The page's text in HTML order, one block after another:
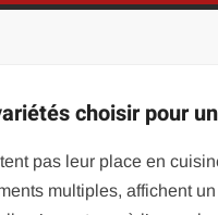
choisir pour
pas leur place en
multiples, affichent